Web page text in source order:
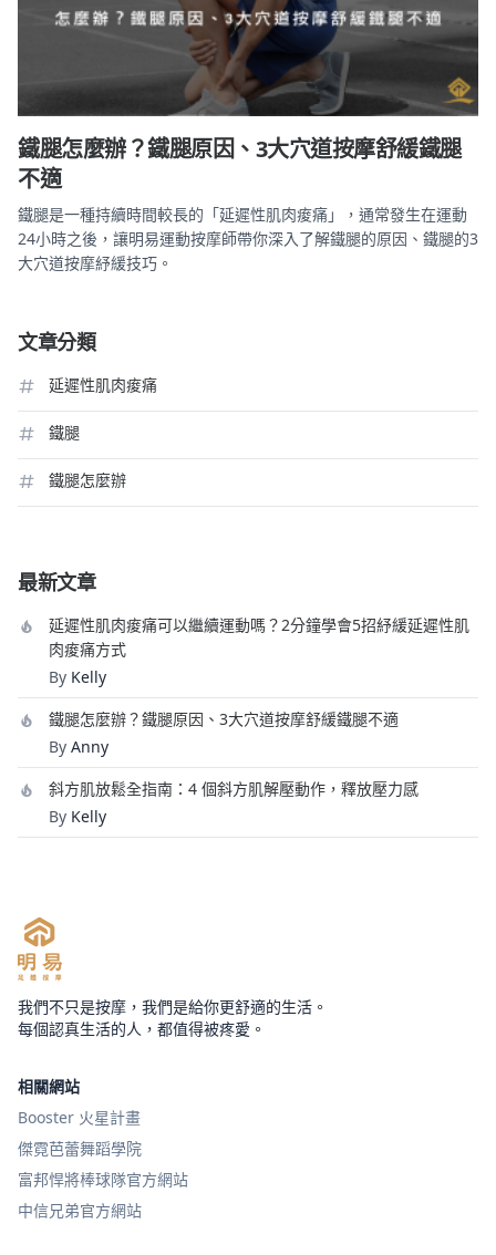
鐵腿怎麼辦？鐵腿原因、3大穴道按摩舒緩鐵腿
不適
鐵腿是一種持續時間較長的「延遲性肌肉痠痛」，通常發生在運動
24小時之後，讓明易運動按摩師帶你深入了解鐵腿的原因、鐵腿的3
大穴道按摩紓緩技巧。
文章分類
延遲性肌肉痠痛
鐵腿
鐵腿怎麼辦
最新文章
延遲性肌肉痠痛可以繼續運動嗎？2分鐘學會5招紓緩延遲性肌
肉痠痛方式
By Kelly
鐵腿怎麼辦？鐵腿原因、3大穴道按摩舒緩鐵腿不適
By Anny
斜方肌放鬆全指南：4 個斜方肌解壓動作，釋放壓力感
By Kelly
我們不只是按摩，我們是給你更舒適的生活。
每個認真生活的人，都值得被疼愛。
相關網站
Booster 火星計畫
傑霓芭蕾舞蹈學院
富邦悍將棒球隊官方網站
中信兄弟官方網站